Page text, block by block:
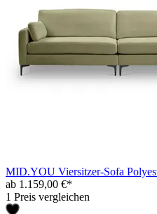
MID.YOU Viersitzer-Sofa
ab 1.159,00 €*
1 Preis vergleichen